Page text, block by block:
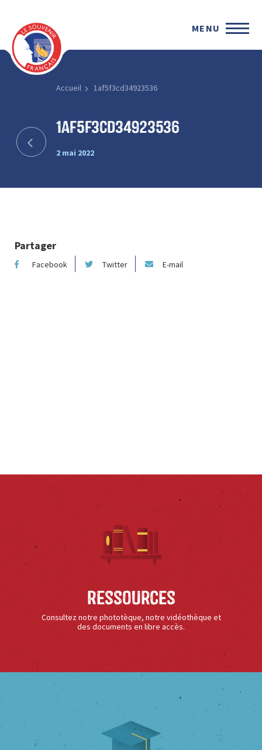
MENU
Accueil 1af5f3cd34923536
1af5f3cd34923536
2 mai 2022
Partager
Facebook Twitter E-mail
Ressources
Consultez notre phototèque, notre vidéothèque et
des documents en libre accès.